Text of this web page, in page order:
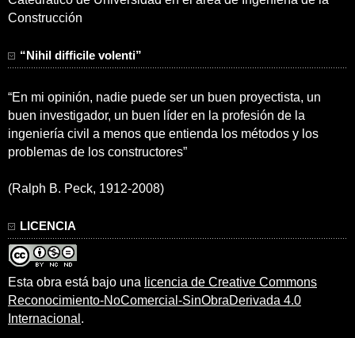
Construcción
“Nihil difficile volenti”
“En mi opinión, nadie puede ser un buen proyectista, un
buen investigador, un buen líder en la profesión de la
ingeniería civil a menos que entienda los métodos y los
problemas de los constructores”
(Ralph B. Peck, 1912-2008)
LICENCIA
Esta obra está bajo una licencia de Creative Commons
Reconocimiento-NoComercial-SinObraDerivada 4.0
Internacional .